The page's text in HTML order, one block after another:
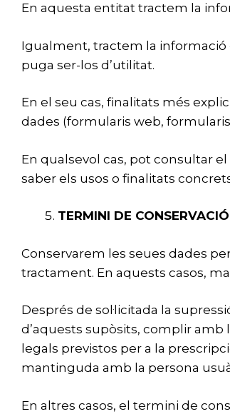
En aquesta entitat tractem la
Igualment, tractem la informació
puga ser-los d’utilitat.
En el seu cas, finalitats més
dades (formularis web,
En qualsevol cas, pot consultar
saber els usos o finalitats
TERMINI DE
Conservarem les seues dades
tractament. En aquests casos,
Després de sol·licitada la
d’aquests supòsits, complir
legals previstos per a la
mantinguda amb la persona
En altres casos, el termini de